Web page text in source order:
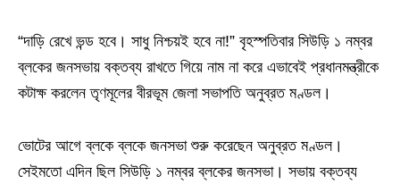
“দাড়ি রেখে ভন্ড হবে। সাধু নিশ্চয়ই হবে না!” বৃহস্পতিবার সিউড়ি ১ নম্বর
ব্লকের জনসভায় বক্তব্য রাখতে গিয়ে নাম না করে এভাবেই প্রধানমন্ত্রীকে
কটাক্ষ করলেন তৃণমূলের বীরভূম জেলা সভাপতি অনুব্রত মণ্ডল।
ভোটের আগে ব্লকে ব্লকে জনসভা শুরু করেছেন অনুব্রত মণ্ডল।
সেইমতো এদিন ছিল সিউড়ি ১ নম্বর ব্লকের জনসভা। সভায় বক্তব্য